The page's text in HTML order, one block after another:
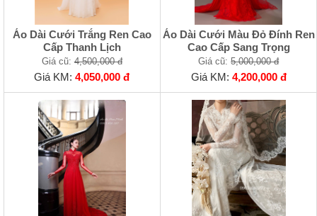
Áo Dài Cưới Trắng Ren Cao
Cấp Thanh Lịch
Giá cũ:4,500,000 đ
Giá KM:4,050,000 đ
Áo Dài Cưới Màu Đỏ Đính Ren
Cao Cấp Sang Trọng
Giá cũ:5,000,000 đ
Giá KM: 4,200,000 đ